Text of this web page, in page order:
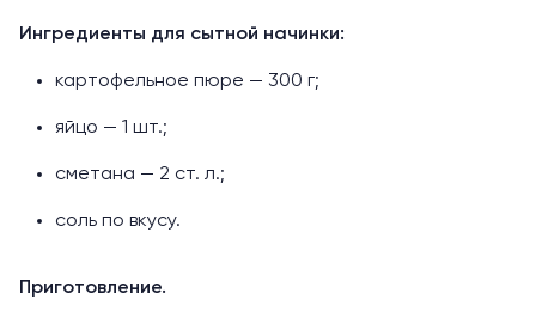
Ингредиенты для сытной начинки:
картофельное пюре — 300 г;
яйцо — 1 шт.;
сметана — 2 ст. л.;
соль по вкусу.
Приготовление.